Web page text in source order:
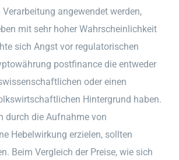
angewendet werden,
mit sehr hoher Wahrscheinlichkeit
sich Angst vor regulatorischen
postfinance die entweder
oder einen
Hintergrund haben.
durch die Aufnahme von
Hebelwirkung erzielen, sollten
Beim Vergleich der Preise, wie sich